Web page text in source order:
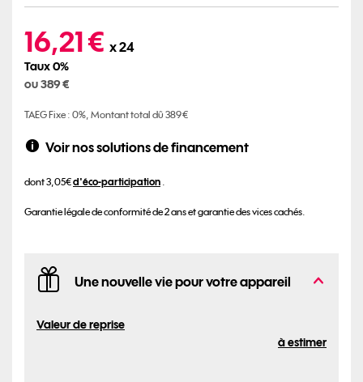
16,21 € x 24
Taux 0%
ou 389 €
TAEG Fixe : 0%, Montant total dû 389 €
Voir nos solutions de financement
dont 3,05€d'éco-participation
Garantie légale de conformité de 2 ans et garantie des vices cachés.
Une nouvelle vie pour votre appareil
Valeur de reprise
à estimer